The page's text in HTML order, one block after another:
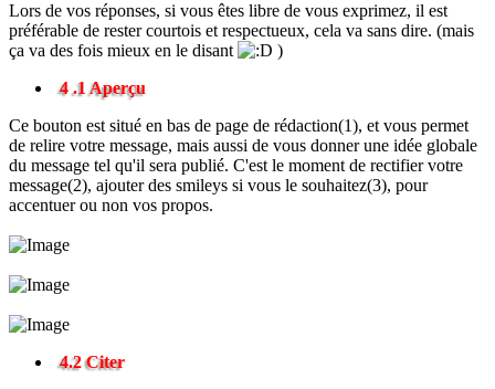
Lors de vos réponses, si vous êtes libre de vous exprimez, il est
préférable de rester courtois et respectueux, cela va sans dire. (mais
ça va des fois mieux en le disant
)
4 .1 Aperçu
Ce bouton est situé en bas de page de rédaction(1), et vous permet
de relire votre message, mais aussi de vous donner une idée globale
du message tel qu'il sera publié. C'est le moment de rectifier votre
message(2), ajouter des smileys si vous le souhaitez(3), pour
accentuer ou non vos propos.
4.2 Citer